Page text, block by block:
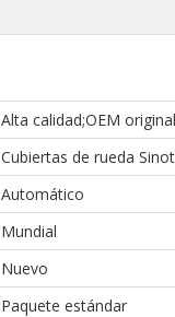
Alta calidad;OEM
Cubiertas de rueda
Automático
Mundial
Nuevo
Paquete estándar